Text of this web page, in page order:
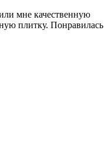
мне качественную
плитку. Понравилась